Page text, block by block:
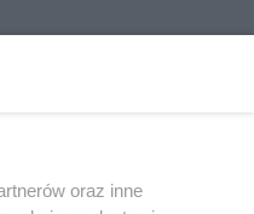
oraz inne